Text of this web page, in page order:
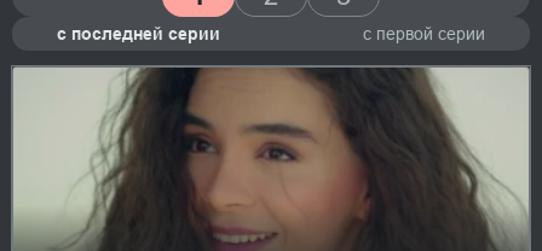
с последней серии с первой серии